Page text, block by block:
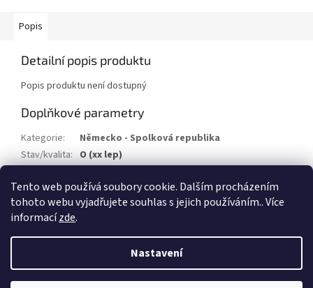
Tento web používá soubory cookie. Dalším procházením
tohoto webu vyjadřujete souhlas s jejich používáním.. Více
informacízde.
Nastavení
Popis
Detailní popis produktu
Popis produktu není dostupný
Doplňkové parametry
Kategorie:
Německo - Spolková republika
Stav/kvalita: O (xx lep)
Rok: 1988
Vytvořil Shoptet